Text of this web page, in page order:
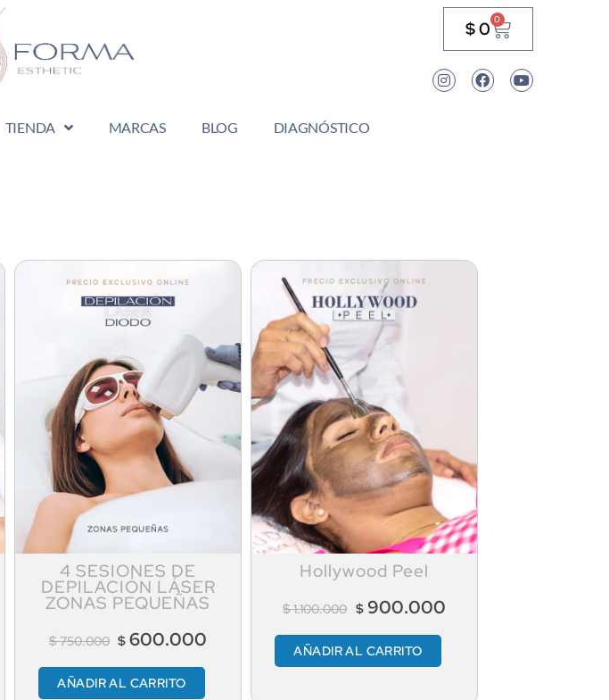
$0 0
TIENDA MARCAS BLOG DIAGNÓSTICO
4 SESIONES DE
DEPILACIÓN LÁSER
ZONAS PEQUEÑAS
$750.000 $ 600.000
AÑADIR AL CARRITO
Hollywood Peel
$1.100.000 $900.000
AÑADIR AL CARRITO